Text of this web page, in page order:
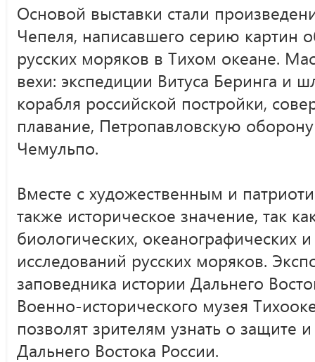
Oсновой выставки стали
Чепеля, написавшего серию картин
русских моряков в Тихом океане.
вехи: экспедиции Витуса Беринга и
корабля российской постройки,
плавание, Петропавловскую
Чемульпо.
Вместе с художественным и
также историческое значение, так
биологических, океанографических
исследований русских моряков.
заповедника истории Дальнего
Военно-исторического музея
позволят зрителям узнать о защите
Дальнего Востока России.